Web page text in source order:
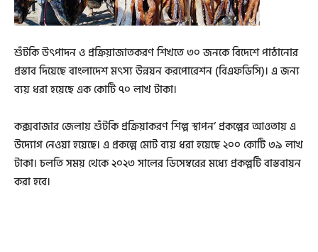
শুঁটকি উৎপাদন ও প্রক্রিয়াজাতকরণ শিখতে ৩০ জনকে বিদেশে পাঠানোর
প্রস্তাব দিয়েছে বাংলাদেশ মৎস্য উন্নয়ন করপোরেশন (বিএফডিসি)। এ জন্য
ব্যয় ধরা হয়েছে এক কোটি ৭০ লাখ টাকা।
কক্সবাজার জেলায় শুঁটকি প্রক্রিয়াকরণ শিল্প স্থাপন’ প্রকল্পের আওতায় এ
উদ্যোগ নেওয়া হয়েছে। এ প্রকল্পে মোট ব্যয় ধরা হয়েছে ২০০ কোটি ৩৯ লাখ
টাকা। চলতি সময় থেকে ২০২৩ সালের ডিসেম্বরের মধ‌্যে প্রকল্পটি বাস্তবায়ন
করা হবে।